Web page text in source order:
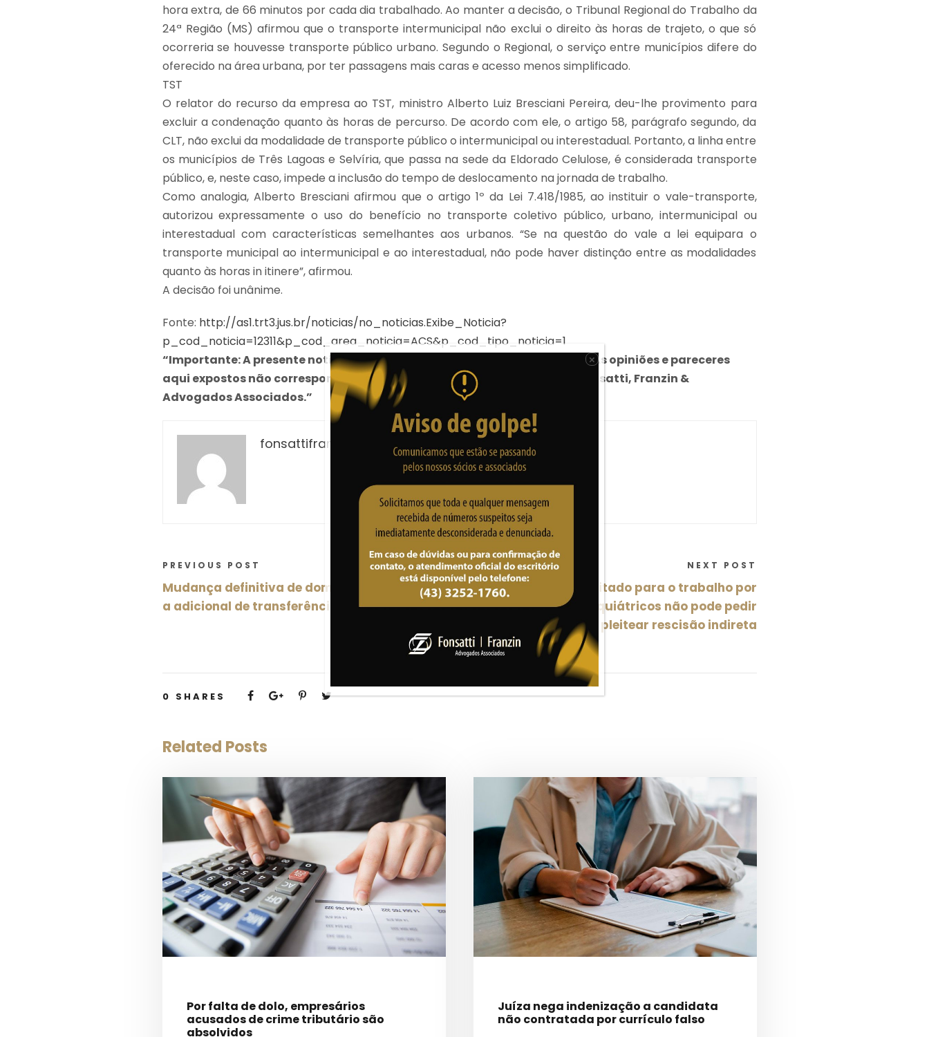
hora extra, de 66 minutos por cada dia trabalhado. Ao manter a decisão, o Tribunal Regional do Trabalho da
24ª Região (MS) afirmou que o transporte intermunicipal não exclui o direito às horas de trajeto, o que só
ocorreria se houvesse transporte público urbano. Segundo o Regional, o serviço entre municípios difere do
oferecido na área urbana, por ter passagens mais caras e acesso menos simplificado.
TST
O relator do recurso da empresa ao TST, ministro Alberto Luiz Bresciani Pereira, deu-lhe provimento para
excluir a condenação quanto às horas de percurso. De acordo com ele, o artigo 58, parágrafo segundo, da
CLT, não exclui da modalidade de transporte público o intermunicipal ou interestadual. Portanto, a linha entre
os municípios de Três Lagoas e Selvíria, que passa na sede da Eldorado Celulose, é considerada transporte
público, e, neste caso, impede a inclusão do tempo de deslocamento na jornada de trabalho.
Como analogia, Alberto Bresciani afirmou que o artigo 1º da Lei 7.418/1985, ao instituir o vale-transporte,
autorizou expressamente o uso do benefício no transporte coletivo público, urbano, intermunicipal ou
interestadual com características semelhantes aos urbanos. “Se na questão do vale a lei equipara o
transporte municipal ao intermunicipal e ao interestadual, não pode haver distinção entre as modalidades
quanto às horas in itinere”, afirmou.
A decisão foi unânime.
Fonte: http://as1.trt3.jus.br/noticias/no_noticias.Exibe_Noticia?
p_cod_noticia=12311&p_cod_area_noticia=ACS&p_cod_tipo_noticia=1
“Importante: A presente notícia detém cunho estritamente informativo. As opiniões e pareceres
aqui expostos não correspondem, necessariamente, aos do escritório Fonsatti, Franzin &
Advogados Associados.”
fonsattifranzin
PREVIOUS POST
Mudança definitiva de domicílio não dá direito
a adicional de transferência
NEXT POST
Empregado incapacitado para o trabalho por
transtornos psiquiátricos não pode pedir
demissão nem pleitear rescisão indireta
0 SHARES
Related Posts
Por falta de dolo, empresários
acusados de crime tributário são
absolvidos
Juíza nega indenização a candidata
não contratada por currículo falso
×